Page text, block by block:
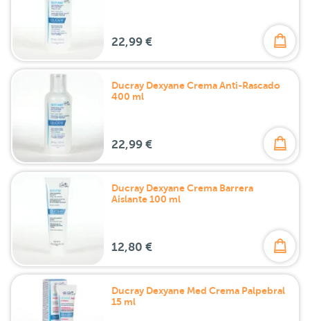
22,99 €
Ducray Dexyane Crema Anti-Rascado
400 ml
22,99 €
Ducray Dexyane Crema Barrera
Aislante 100 ml
12,80 €
Ducray Dexyane Med Crema Palpebral
15 ml